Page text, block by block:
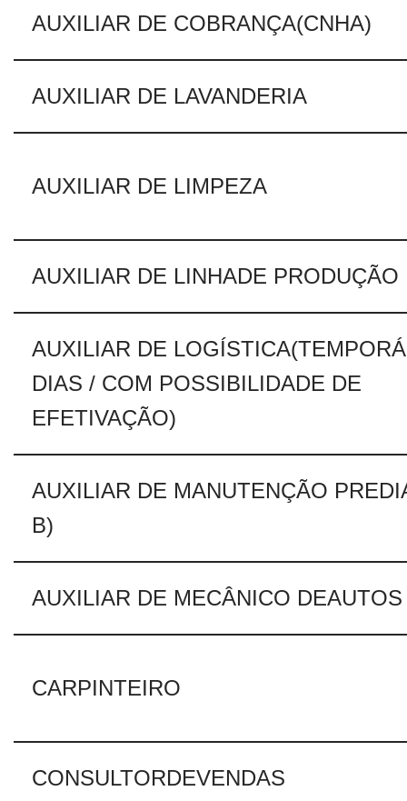
AUXILIAR DE COBRANÇA(CNHA)
AUXILIAR DE LAVANDERIA
AUXILIAR DE LIMPEZA
AUXILIAR DE LINHADE PRODUÇÃO
AUXILIAR DE
DIAS / COM POSSIBILIDADE DE
EFETIVAÇÃO)
AUXILIAR DE MANUTENÇÃO
B)
AUXILIAR DE MECÂNICO DEAUTOS
CARPINTEIRO
CONSULTORDEVENDAS